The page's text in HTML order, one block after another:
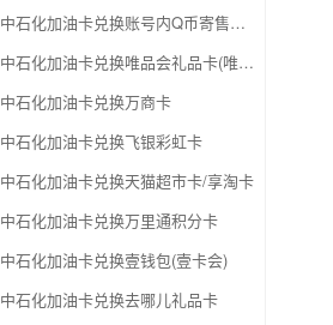
中石化加油卡兑换账号内Q币寄售（维护中）
中石化加油卡兑换唯品会礼品卡(唯品卡)
中石化加油卡兑换万商卡
中石化加油卡兑换飞银彩虹卡
中石化加油卡兑换天猫超市卡/享淘卡
中石化加油卡兑换万里通积分卡
中石化加油卡兑换壹钱包(壹卡会)
中石化加油卡兑换去哪儿礼品卡